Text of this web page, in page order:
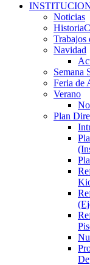
Noticias
Trabajos
Navidad
Semana
Feria de
Verano
Plan